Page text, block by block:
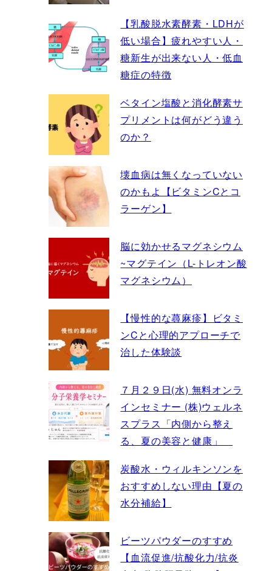
【乳酸脱水素酵素・LDHが
低い場合】疲れやすい人・
糖新生が出来ない人・低血
糖症の特徴
ベタイン塩酸と消化酵素サ
プリメントは何がどう違う
のか？
壊血病は無くなっていない
のかもよ【ビタミンCとコ
ラーゲン】
脳に効かせるマグネシウム
~マグテイン（L-トレオン酸
マグネシウム）
【慢性的な蕁麻疹】ビタミ
ンCと心理的アプローチで
治した体験談
７月２９日(水) 無料オンラ
インセミナー (株)ウェルネ
スプラス「内側から整え
る、夏の美容と健康」
炭酸水・ウィルキンソンを
おすすめしない理由【夏の
水分補給】
ビーツパウダーのすすめ
【血流促進/抗酸化力/抗炎